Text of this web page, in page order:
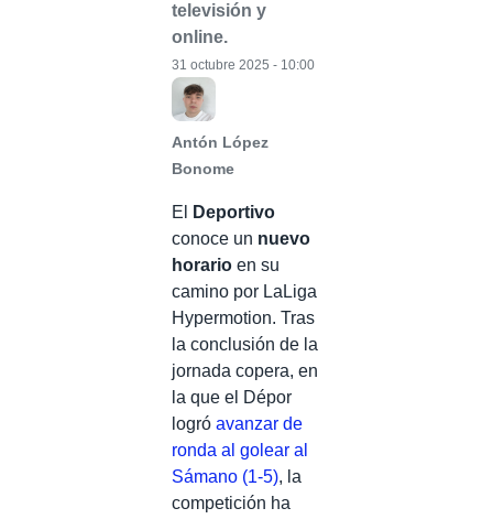
televisión y
online.
Antón López
Bonome
31 octubre 2025 - 10:00
El
Deportivo
conoce un nuevo
horario en su
camino por LaLiga
Hypermotion. Tras
la conclusión de la
jornada copera, en
la que el Dépor
logró avanzar de
ronda al golear al
Sámano (1-5), la
competición ha